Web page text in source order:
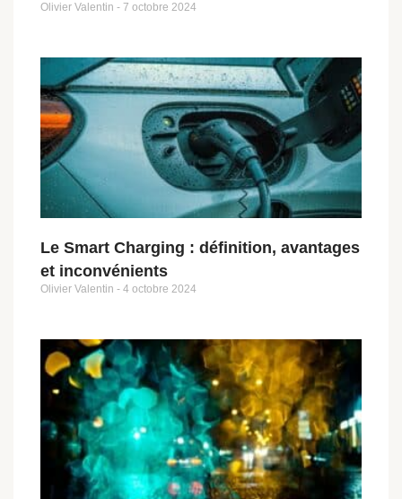
Olivier Valentin 7 octobre 2024
Le Smart Charging : définition, avantages
et inconvénients
Olivier Valentin 4 octobre 2024